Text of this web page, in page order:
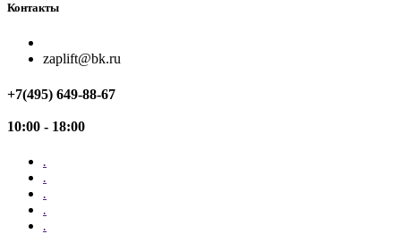
Контакты
zaplift@bk.ru
+7(495) 649-88-67
10:00 - 18:00
.
.
.
.
.